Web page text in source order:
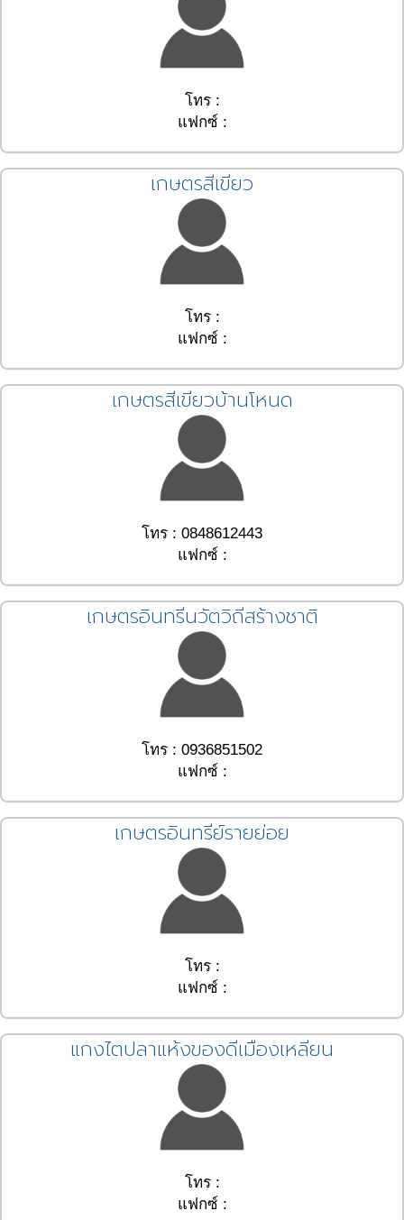
โทร :
แฟกซ์ :
เกษตรสีเขียว
โทร :
แฟกซ์ :
เกษตรสีเขียวบ้านโหนด
โทร : 0848612443
แฟกซ์ :
เกษตรอินทรีนวัตวิถีสร้างชาติ
โทร : 0936851502
แฟกซ์ :
เกษตรอินทรีย์รายย่อย
โทร :
แฟกซ์ :
แกงไตปลาแห้งของดีเมืองเหลียน
โทร :
แฟกซ์ :